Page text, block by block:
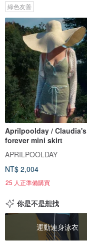
綠色友善
Aprilpoolday / Claudia's
forever mini skirt
APRILPOOLDAY
NT$ 2,004
25 人正準備購買
你是不是想找
運動連身泳衣